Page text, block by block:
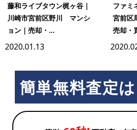
藤和ライブタウン梶ヶ谷｜
川崎市宮前区野川 マンシ
ョン｜売却・...
2020.01.13
ファミ
宮前区
売却・
簡単無料査定